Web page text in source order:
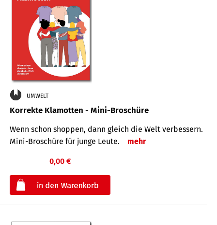
UMWELT
Korrekte Klamotten - Mini-Broschüre
Wenn schon shoppen, dann gleich die Welt verbessern.
Mini-Broschüre für junge Leute.
mehr
0,00 €